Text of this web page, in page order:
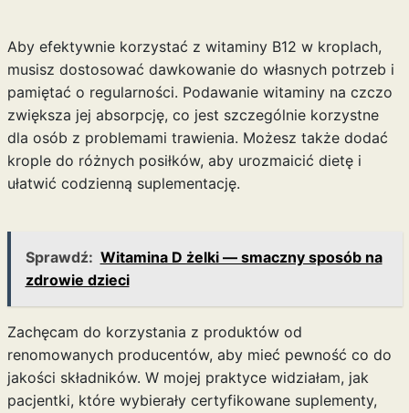
Aby efektywnie korzystać z witaminy B12 w kroplach,
musisz dostosować dawkowanie do własnych potrzeb i
pamiętać o regularności. Podawanie witaminy na czczo
zwiększa jej absorpcję, co jest szczególnie korzystne
dla osób z problemami trawienia. Możesz także dodać
krople do różnych posiłków, aby urozmaicić dietę i
ułatwić codzienną suplementację.
Sprawdź: Witamina D żelki — smaczny sposób na
zdrowie dzieci
Zachęcam do korzystania z produktów od
renomowanych producentów, aby mieć pewność co do
jakości składników. W mojej praktyce widziałam, jak
pacjentki, które wybierały certyfikowane suplementy,